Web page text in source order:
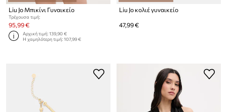
Liu Jo Μπικίνι Γυναικείο
Τρέχουσα τιμή:
95,99 €
Αρχική τιμή:139,90 €
Η χαμηλότερη τιμή:107,99 €
Liu Jo κολιέ γυναικείο
47,99 €